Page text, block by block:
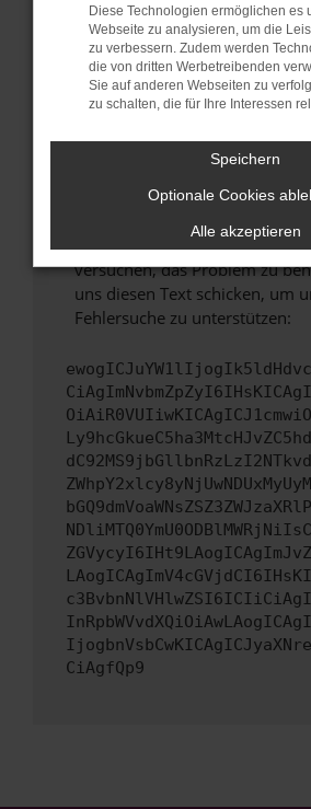
Stelle sicher, dass dein
Betriebssystem auf dem
sind.
Veraltete Software birgt nicht
Sicherheitsrisiko, sondern kann
führen, dass bestimmte
unterstützt werden.
Wende dich an den
Wenn du alle oben genannten
hast, kontaktiere uns bitte. Wir
versuchen, das Problem zu
uns diesen Text schicken, um
Fehlersuche zu unterstützen:
CiAgfQp9
Diese Technologien ermöglichen es
Webseite zu analysieren, um die
zu verbessern. Zudem werden
die von dritten Werbetreibenden
Sie auf anderen Webseiten zu
zu schalten, die für Ihre Interessen
Speichern
Optionale Cookies
Alle akzeptieren